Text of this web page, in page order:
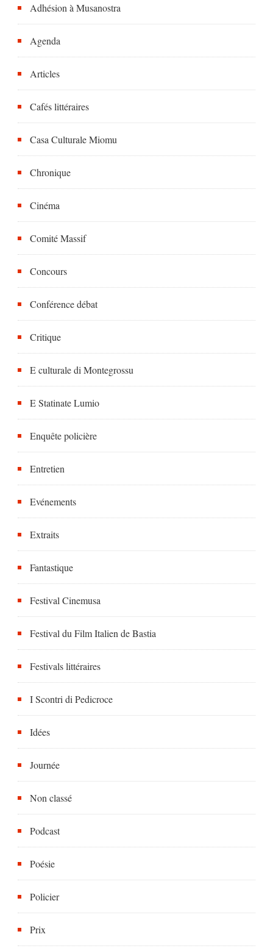
Adhésion à Musanostra
Agenda
Articles
Cafés littéraires
Casa Culturale Miomu
Chronique
Cinéma
Comité Massif
Concours
Conférence débat
Critique
E culturale di Montegrossu
E Statinate Lumio
Enquête policière
Entretien
Evénements
Extraits
Fantastique
Festival Cinemusa
Festival du Film Italien de Bastia
Festivals littéraires
I Scontri di Pedicroce
Idées
Journée
Non classé
Podcast
Poésie
Policier
Prix